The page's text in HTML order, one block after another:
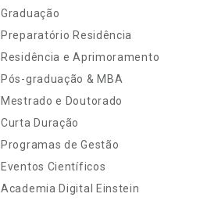
Graduação
Preparatório Residência
Residência e Aprimoramento
Pós-graduação & MBA
Mestrado e Doutorado
Curta Duração
Programas de Gestão
Eventos Científicos
Academia Digital Einstein